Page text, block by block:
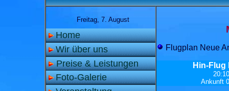
Freitag, 7. August
Home
Wir über uns
Preise & Leistungen
Foto-Galerie
Flugplan Neue
Hin-Flug
Ankunft